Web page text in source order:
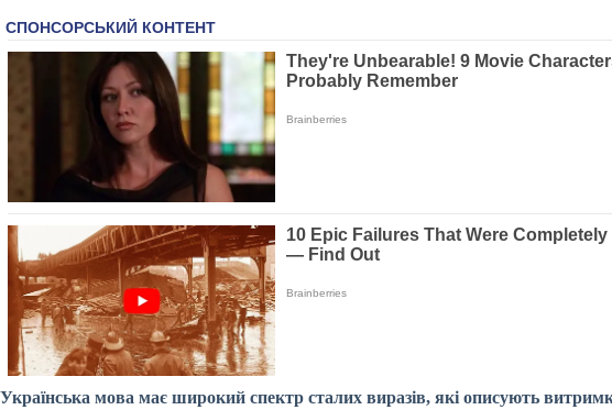
Українська мова має широкий спектр сталих виразів, які описують